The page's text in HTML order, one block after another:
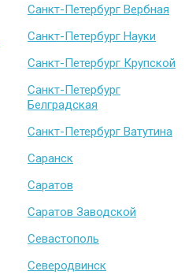
Санкт-Петербург Вербная
Санкт-Петербург Науки
Санкт-Петербург Крупской
Санкт-Петербург
Белградская
Санкт-Петербург Ватутина
Саранск
Саратов
Саратов Заводской
Севастополь
Северодвинск